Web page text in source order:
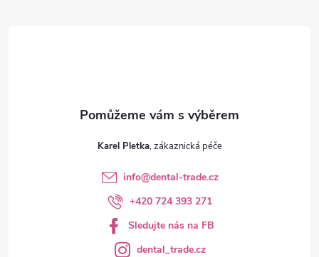
Karel Pletka
info@dental-trade.cz
+420 724 393 271
Sledujte nás na FB
dental_trade.cz